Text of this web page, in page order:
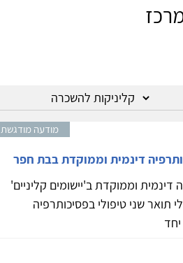
מודעה מודגשת
דינמית וממוקדת בבת חפר
דינמית וממוקדת ב'יישומים קליניים'
תואר שני טיפולי בפסיכותרפיה